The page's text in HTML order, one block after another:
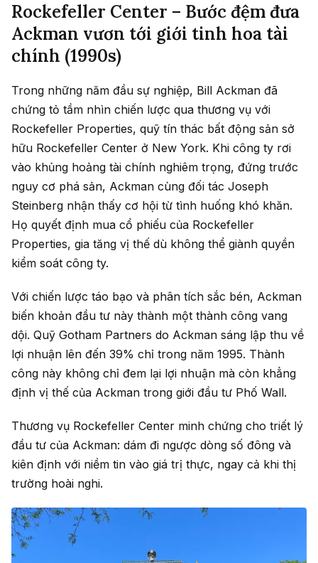
Rockefeller Center – Bước đệm đưa
Ackman vươn tới giới tinh hoa tài
chính (1990s)
Trong những năm đầu sự nghiệp, Bill Ackman đã
chứng tỏ tầm nhìn chiến lược qua thương vụ với
Rockefeller Properties, quỹ tín thác bất động sản sở
hữu Rockefeller Center ở New York. Khi công ty rơi
vào khủng hoảng tài chính nghiêm trọng, đứng trước
nguy cơ phá sản, Ackman cùng đối tác Joseph
Steinberg nhận thấy cơ hội từ tình huống khó khăn.
Họ quyết định mua cổ phiếu của Rockefeller
Properties, gia tăng vị thế dù không thể giành quyền
kiểm soát công ty.
Với chiến lược táo bạo và phân tích sắc bén, Ackman
biến khoản đầu tư này thành một thành công vang
dội. Quỹ Gotham Partners do Ackman sáng lập thu về
lợi nhuận lên đến 39% chỉ trong năm 1995. Thành
công này không chỉ đem lại lợi nhuận mà còn khẳng
định vị thế của Ackman trong giới đầu tư Phố Wall.
Thương vụ Rockefeller Center minh chứng cho triết lý
đầu tư của Ackman: dám đi ngược dòng số đông và
kiên định với niềm tin vào giá trị thực, ngay cả khi thị
trường hoài nghi.